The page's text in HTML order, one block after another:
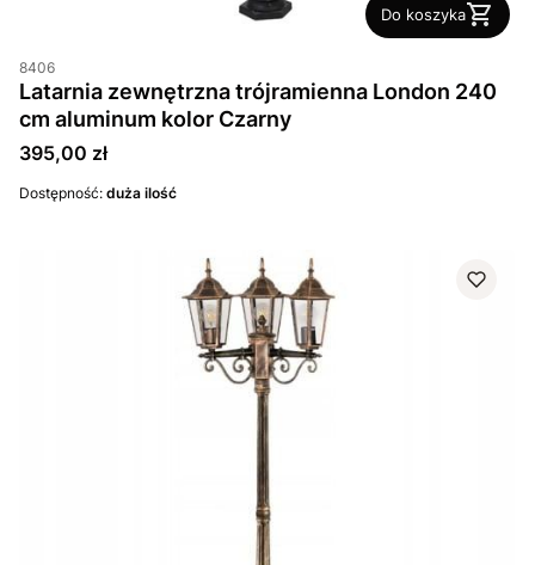
Do koszyka
8406
Latarnia zewnętrzna trójramienna London 240
cm aluminum kolor Czarny
Cena
395,00 zł
Dostępność: duża ilość